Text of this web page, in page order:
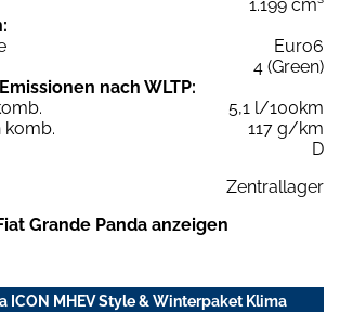
1.199 cm³
Euro6
4 (Green)
nach WLTP:
5,1 l/100km
komb.
117 g/km
D
Zentrallager
Grande Panda anzeigen
ICON MHEV Style & Winterpaket Klima